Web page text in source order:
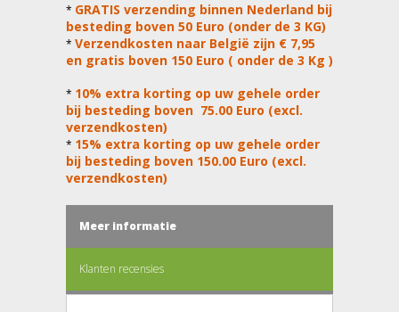
* GRATIS verzending binnen Nederland bij
besteding boven 50 Euro (onder de 3 KG)
* Verzendkosten naar België zijn € 7,95
en gratis boven 150 Euro ( onder de 3 Kg )
* 10% extra korting op uw gehele order
bij besteding boven 75.00 Euro (excl.
verzendkosten)
* 15% extra korting op uw gehele order
bij besteding boven 150.00 Euro (excl.
verzendkosten)
Meer informatie
Klanten recensies